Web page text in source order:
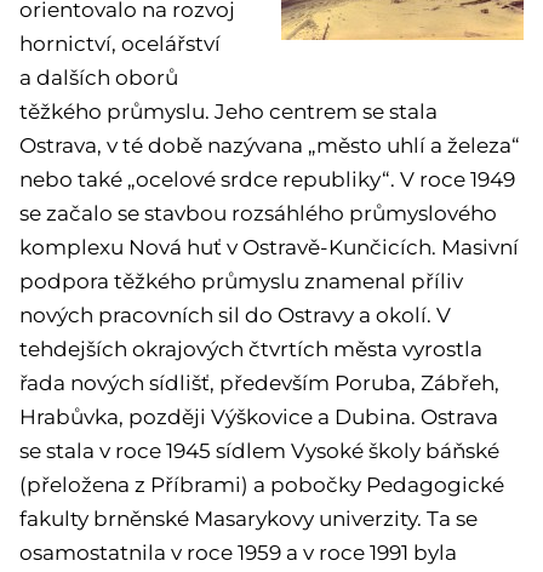
orientovalo na rozvoj
hornictví, ocelářství
a dalších oborů
těžkého průmyslu. Jeho centrem se stala
Ostrava, v té době nazývana „město uhlí a železa“
nebo také „ocelové srdce republiky“. V roce 1949
se začalo se stavbou rozsáhlého průmyslového
komplexu Nová huť v Ostravě-Kunčicích. Masivní
podpora těžkého průmyslu znamenal příliv
nových pracovních sil do Ostravy a okolí. V
tehdejších okrajových čtvrtích města vyrostla
řada nových sídlišť, především Poruba, Zábřeh,
Hrabůvka, později Výškovice a Dubina. Ostrava
se stala v roce 1945 sídlem Vysoké školy báňské
(přeložena z Příbrami) a pobočky Pedagogické
fakulty brněnské Masarykovy univerzity. Ta se
osamostatnila v roce 1959 a v roce 1991 byla